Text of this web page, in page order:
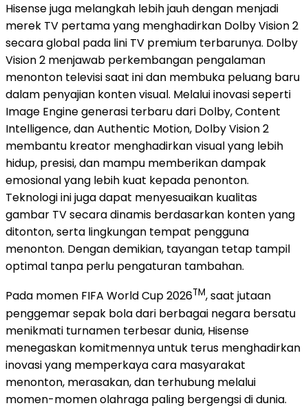
Hisense juga melangkah lebih jauh dengan menjadi
merek TV pertama yang menghadirkan Dolby Vision 2
secara global pada lini TV premium terbarunya. Dolby
Vision 2 menjawab perkembangan pengalaman
menonton televisi saat ini dan membuka peluang baru
dalam penyajian konten visual. Melalui inovasi seperti
Image Engine generasi terbaru dari Dolby, Content
Intelligence, dan Authentic Motion, Dolby Vision 2
membantu kreator menghadirkan visual yang lebih
hidup, presisi, dan mampu memberikan dampak
emosional yang lebih kuat kepada penonton.
Teknologi ini juga dapat menyesuaikan kualitas
gambar TV secara dinamis berdasarkan konten yang
ditonton, serta lingkungan tempat pengguna
menonton. Dengan demikian, tayangan tetap tampil
optimal tanpa perlu pengaturan tambahan.
Pada momen FIFA World Cup 2026TM, saat jutaan
penggemar sepak bola dari berbagai negara bersatu
menikmati turnamen terbesar dunia, Hisense
menegaskan komitmennya untuk terus menghadirkan
inovasi yang memperkaya cara masyarakat
menonton, merasakan, dan terhubung melalui
momen-momen olahraga paling bergengsi di dunia.